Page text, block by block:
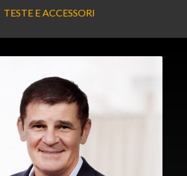
TESTE E ACCESSORI